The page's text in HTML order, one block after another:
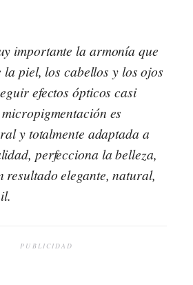
importante la armonía que
piel, los cabellos y los ojos
efectos ópticos casi
es
y totalmente adaptada a
perfecciona la belleza,
resultado elegante, natural,
PUBLICIDAD